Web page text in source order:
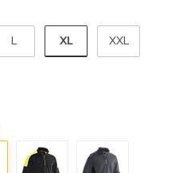
L XL XXL